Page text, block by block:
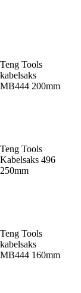
Teng Tools
kabelsaks
MB444 200mm
Teng Tools
Kabelsaks 496
250mm
Teng Tools
kabelsaks
MB444 160mm